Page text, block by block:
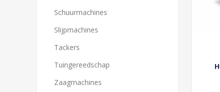
Schuurmachines
Slijpmachines
Tackers
Tuingereedschap
Zaagmachines